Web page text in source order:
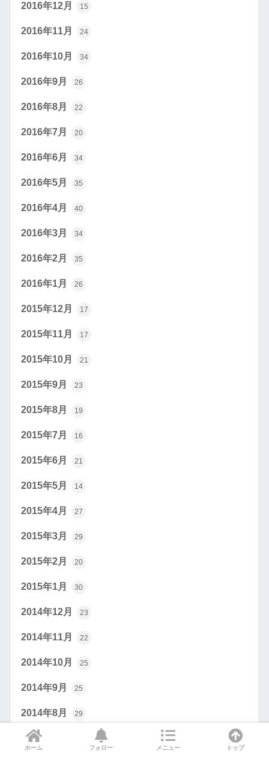
2016年12月 15
2016年11月 24
2016年10月 34
2016年9月 26
2016年8月 22
2016年7月 20
2016年6月 34
2016年5月 35
2016年4月 40
2016年3月 34
2016年2月 35
2016年1月 26
2015年12月 17
2015年11月 17
2015年10月 21
2015年9月 23
2015年8月 19
2015年7月 16
2015年6月 21
2015年5月 14
2015年4月 27
2015年3月 29
2015年2月 20
2015年1月 30
2014年12月 23
2014年11月 22
2014年10月 25
2014年9月 25
2014年8月 29
2014年7月
ホーム フォロー メニュー トップ